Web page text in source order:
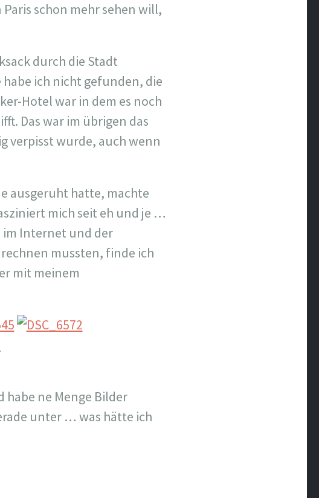
schon mehr sehen will,
durch die Stadt
ich nicht gefunden, die
Hotel war in dem es noch
Das war im übrigen das
verpisst wurde, auch wenn
ausgeruht hatte, machte
mich seit eh und je …
im Internet und der
mussten, finde ich
mit meinem
habe ne Menge Bilder
unter … was hätte ich